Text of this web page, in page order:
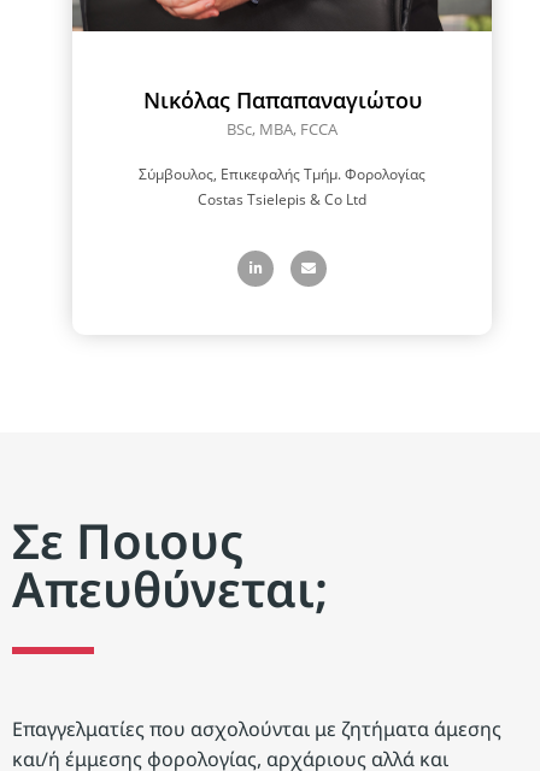
Νικόλας Παπαπαναγιώτου
BSc, MBA, FCCA
Σύμβουλος, Επικεφαλής Τμήμ. Φορολογίας
Costas Tsielepis & Co Ltd
Σε Ποιους
Απευθύνεται;
Επαγγελματίες που ασχολούνται με ζητήματα άμεσης
και/ή έμμεσης φορολογίας, αρχάριους αλλά και